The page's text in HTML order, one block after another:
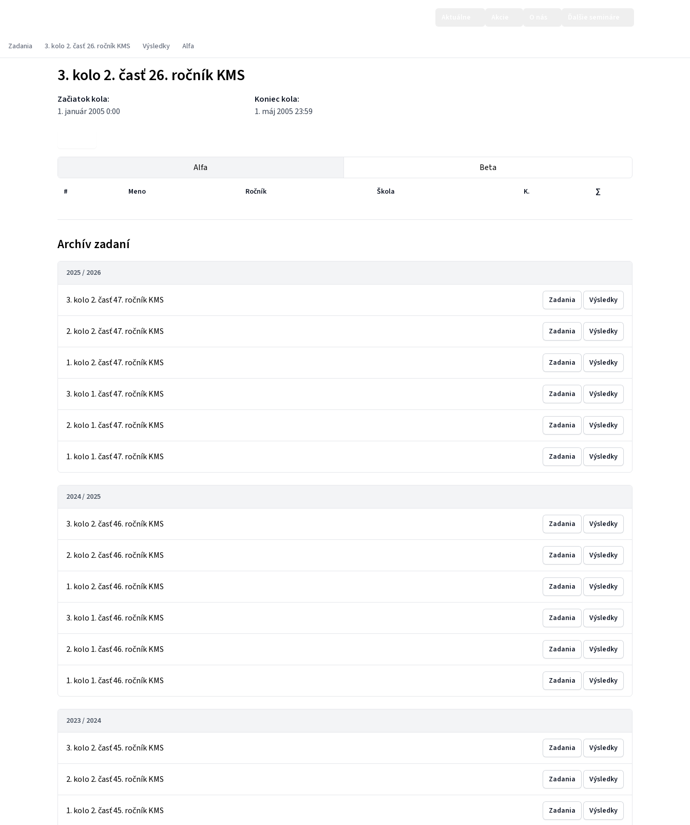
Zadania 3. kolo 2. časť 26. ročník KMS Výsledky Alfa
3. kolo 2. časť 26. ročník KMS
Začiatok kola:
1. január 2005 0:00
Koniec kola:
1. máj 2005 23:59
Alfa Beta
# Meno Ročník Škola K. ∑
Archív zadaní
2025 / 2026
3. kolo 2. časť 47. ročník KMS Zadania Výsledky
2. kolo 2. časť 47. ročník KMS Zadania Výsledky
1. kolo 2. časť 47. ročník KMS Zadania Výsledky
3. kolo 1. časť 47. ročník KMS Zadania Výsledky
2. kolo 1. časť 47. ročník KMS Zadania Výsledky
1. kolo 1. časť 47. ročník KMS Zadania Výsledky
2024 / 2025
3. kolo 2. časť 46. ročník KMS Zadania Výsledky
2. kolo 2. časť 46. ročník KMS Zadania Výsledky
1. kolo 2. časť 46. ročník KMS Zadania Výsledky
3. kolo 1. časť 46. ročník KMS Zadania Výsledky
2. kolo 1. časť 46. ročník KMS Zadania Výsledky
1. kolo 1. časť 46. ročník KMS Zadania Výsledky
2023 / 2024
3. kolo 2. časť 45. ročník KMS Zadania Výsledky
2. kolo 2. časť 45. ročník KMS Zadania Výsledky
1. kolo 2. časť 45. ročník KMS Zadania Výsledky